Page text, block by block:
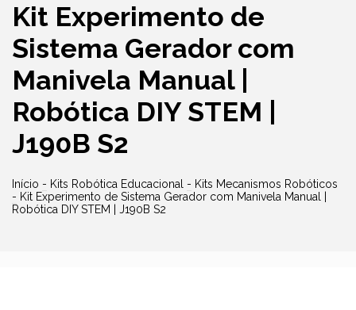
Kit Experimento de
Sistema Gerador com
Manivela Manual |
Robótica DIY STEM |
J190B S2
Início - Kits Robótica Educacional - Kits Mecanismos Robóticos
- Kit Experimento de Sistema Gerador com Manivela Manual |
Robótica DIY STEM | J190B S2